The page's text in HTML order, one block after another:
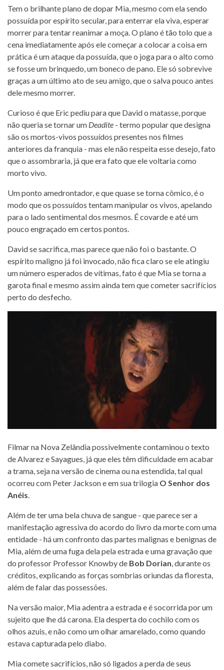
Tem o brilhante plano de dopar Mia, mesmo com ela sendo
possuída por espírito secular, para enterrar ela viva, esperar
morrer para tentar reanimar a moça. O plano é tão tolo que a
cena imediatamente após ele começar a colocar a coisa em
prática é um ataque da possuída, que o joga para o alto como
se fosse um brinquedo, um boneco de pano. Ele só sobrevive
graças a um último ato de seu amigo, que o salva pouco antes
dele mesmo morrer.
Curioso é que Eric pediu para que David o matasse, porque
não queria se tornar um Deadite - termo popular que designa
são os mortos-vivos possuídos presentes nos filmes
anteriores da franquia - mas ele não respeita esse desejo, fato
que o assombraria, já que era fato que ele voltaria como
morto vivo.
Um ponto amedrontador, e que quase se torna cômico, é o
modo que os possuídos tentam manipular os vivos, apelando
para o lado sentimental dos mesmos. É covarde e até um
pouco engraçado em certos pontos.
David se sacrifica, mas parece que não foi o bastante. O
espírito maligno já foi invocado, não fica claro se ele atingiu
um número esperados de vítimas, fato é que Mia se torna a
garota final e mesmo assim ainda tem que cometer sacrifícios
perto do desfecho.
Filmar na Nova Zelândia possivelmente contaminou o texto
de Alvarez e Sayagues, já que eles têm dificuldade em acabar
a trama, seja na versão de cinema ou na estendida, tal qual
ocorreu com Peter Jackson e em sua trilogia O Senhor dos
Anéis.
Além de ter uma bela chuva de sangue - que parece ser a
manifestação agressiva do acordo do livro da morte com uma
entidade - há um confronto das partes malignas e benignas de
Mia, além de uma fuga dela pela estrada e uma gravação que
do professor Professor Knowby de Bob Dorian, durante os
créditos, explicando as forças sombrias oriundas da floresta,
além de falar das possessões.
Na versão maior, Mia adentra a estrada e é socorrida por um
sujeito que lhe dá carona. Ela desperta do cochilo com os
olhos azuis, e não como um olhar amarelado, como quando
estava capturada pelo diabo.
Mia comete sacrifícios, não só ligados a perda de seus